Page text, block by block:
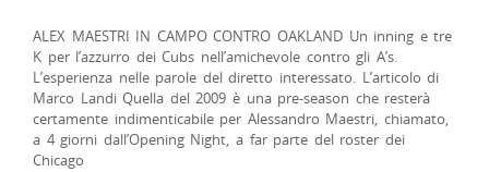
ALEX MAESTRI IN CAMPO CONTRO OAKLAND Un inning e tre
K per l’azzurro dei Cubs nell’amichevole contro gli A’s.
L’esperienza nelle parole del diretto interessato. L’articolo di
Marco Landi Quella del 2009 è una pre-season che resterà
certamente indimenticabile per Alessandro Maestri, chiamato,
a 4 giorni dall’Opening Night, a far parte del roster dei
Chicago